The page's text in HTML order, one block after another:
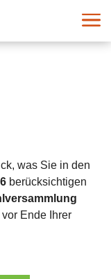
was Sie in den
berücksichtigen
Ende Ihrer